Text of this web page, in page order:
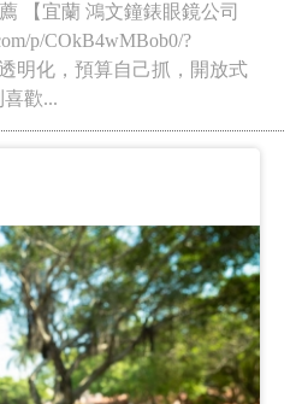
【宜蘭 鴻文鐘錶眼鏡公司
p/COkB4wMBob0/?
明化，預算自己抓，開放式
歡...